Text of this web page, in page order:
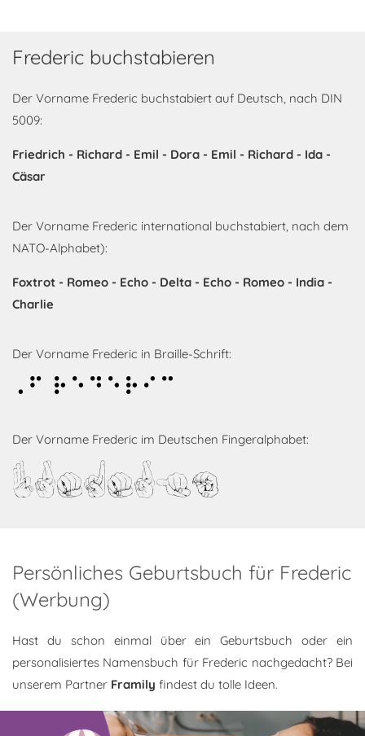
Frederic buchstabieren
Der Vorname Frederic buchstabiert auf Deutsch, nach DIN
5009:
Friedrich - Richard - Emil - Dora - Emil - Richard - Ida -
Cäsar
Der Vorname Frederic international buchstabiert, nach dem
NATO-Alphabet):
Foxtrot - Romeo - Echo - Delta - Echo - Romeo - India -
Charlie
Der Vorname Frederic in Braille-Schrift:
Frederic
Der Vorname Frederic im Deutschen Fingeralphabet:
Frederic
Persönliches Geburtsbuch für Frederic
(Werbung)
Hast du schon einmal über ein Geburtsbuch oder ein
personalisiertes Namensbuch für Frederic nachgedacht? Bei
unserem Partner Framily findest du tolle Ideen.